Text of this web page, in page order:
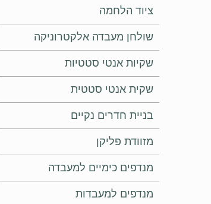
ציוד הלחמה
שולחן מעבדה אלקטרוניקה
שקיות אנטי סטטיות
שקית אנטי סטטית
בניית חדרים נקיים
מזוודת פליקן
מנדפים כימיים למעבדה
מנדפים למעבדות